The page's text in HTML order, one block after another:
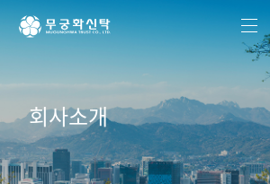
회사소개